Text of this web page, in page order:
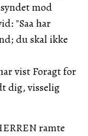
mod
"Saa har
du skal ikke
vist Foragt for
dig, visselig
ramte